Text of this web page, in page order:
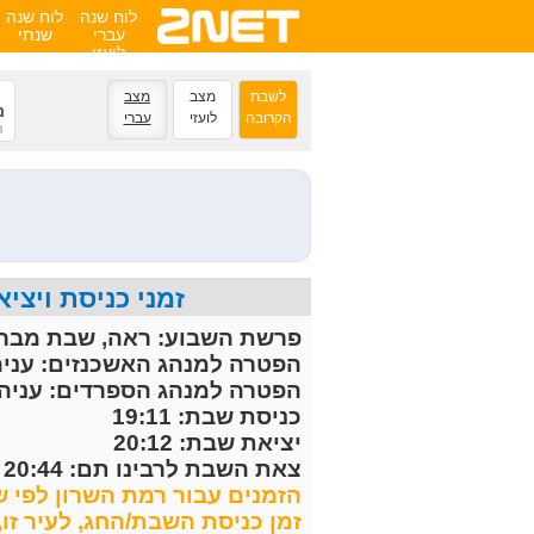
לוח שנה
עברי
לועזי
לוח שנה
שנתי
לשבת
הקרובה
מצב
לועזי
מצב
עברי
זמני כניסת ויציאת השבת
פרשת השבוע: ראה, שבת
הפטרה למנהג האשכנזים:
הפטרה למנהג הספרדים:
כניסת שבת: 19:11
יציאת שבת: 20:12
צאת השבת לרבינו תם: 20:44
הזמנים עבור רמת השרון לפי
זמן כניסת השבת/החג, לעיר זו, מחושב 22 דקות